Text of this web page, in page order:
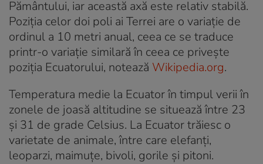
Pământului, iar această axă este relativ stabilă.
Poziția celor doi poli ai Terrei are o variație de
ordinul a 10 metri anual, ceea ce se traduce
printr-o variație similară în ceea ce privește
poziția Ecuatorului, notează Wikipedia.org.
Temperatura medie la Ecuator în timpul verii în
zonele de joasă altitudine se situează între 23
și 31 de grade Celsius. La Ecuator trăiesc o
varietate de animale, între care elefanți,
leoparzi, maimuțe, bivoli, gorile și pitoni.